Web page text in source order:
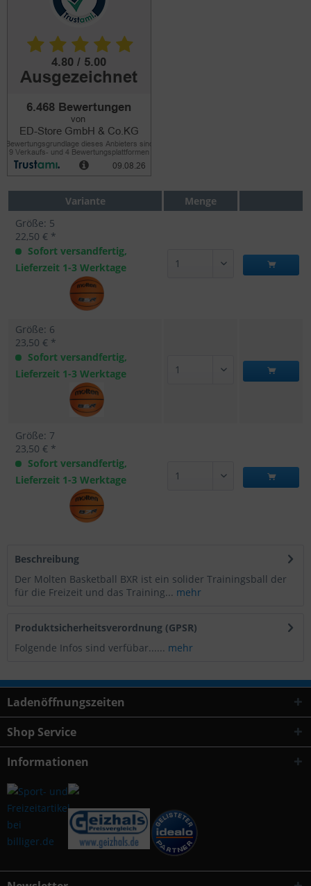
Variante
Menge
Größe: 5
22,50 € *
Sofort versandfertig,
Lieferzeit 1-3 Werktage
Größe: 6
23,50 € *
Sofort versandfertig,
Lieferzeit 1-3 Werktage
Größe: 7
23,50 € *
Sofort versandfertig,
Lieferzeit 1-3 Werktage
Beschreibung
Der Molten Basketball BXR ist ein solider Trainingsball der
für die Freizeit und das Training... mehr
Produktsicherheitsverordnung (GPSR)
Folgende Infos sind verfübar...... mehr
Ladenöffnungszeiten
Shop Service
Informationen